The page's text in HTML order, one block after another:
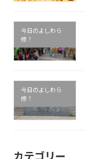
今日のよしわら
修！
今日のよしわら
修！
カテゴリー